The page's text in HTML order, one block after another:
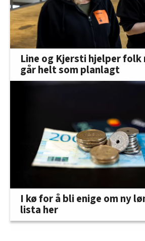
Line og Kjersti hjelper folk
går helt som planlagt
I kø for å bli enige om ny
lista her